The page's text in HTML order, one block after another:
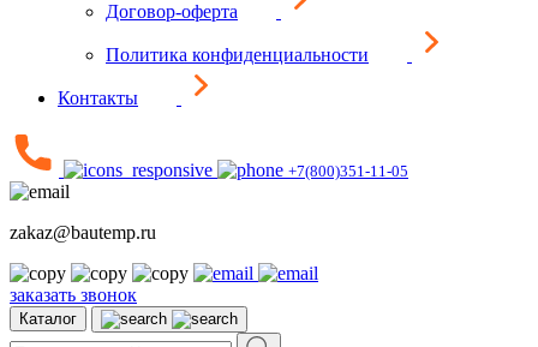
Договор-оферта
Политика конфиденциальности
Контакты
+7(800)351-11-05
zakaz@bautemp.ru
заказать звонок
Каталог